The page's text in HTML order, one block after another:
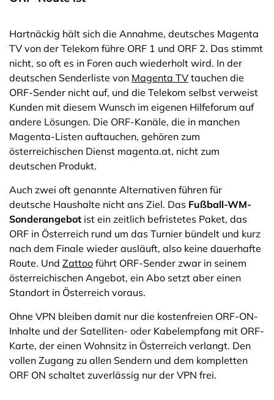
Hartnäckig hält sich die Annahme, deutsches Magenta
TV von der Telekom führe ORF 1 und ORF 2. Das stimmt
nicht, so oft es in Foren auch wiederholt wird. In der
deutschen Senderliste von Magenta TV tauchen die
ORF-Sender nicht auf, und die Telekom selbst verweist
Kunden mit diesem Wunsch im eigenen Hilfeforum auf
andere Lösungen. Die ORF-Kanäle, die in manchen
Magenta-Listen auftauchen, gehören zum
österreichischen Dienst magenta.at, nicht zum
deutschen Produkt.
Auch zwei oft genannte Alternativen führen für
deutsche Haushalte nicht ans Ziel. Das Fußball-WM-
Sonderangebot ist ein zeitlich befristetes Paket, das
ORF in Österreich rund um das Turnier bündelt und kurz
nach dem Finale wieder ausläuft, also keine dauerhafte
Route. Und Zattoo führt ORF-Sender zwar in seinem
österreichischen Angebot, ein Abo setzt aber einen
Standort in Österreich voraus.
Ohne VPN bleiben damit nur die kostenfreien ORF-ON-
Inhalte und der Satelliten- oder Kabelempfang mit ORF-
Karte, der einen Wohnsitz in Österreich verlangt. Den
vollen Zugang zu allen Sendern und dem kompletten
ORF ON schaltet zuverlässig nur der VPN frei.